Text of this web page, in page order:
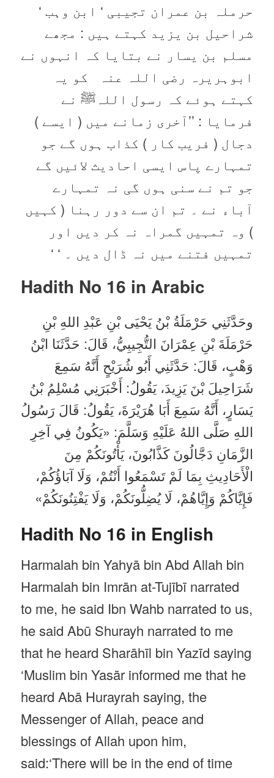
حرملہ بن عمران تجیبی ‘ ابن وہب ‘
شراحیل بن یزید کہتے ہیں : مجھے
مسلم بن یسار نے بتایا کہ انہوں نے
ابوہریرہ ‌رضی ‌اللہ ‌عنہ ‌ ‌ کو یہ
کہتے ہوئے کہ رسول اللہﷺ نے
فرمایا : ’’آخری زمانے میں ( ایسے )
دجال ( فریب کار ) کذاب ہوں گے جو
تمہارے پاس ایسی احادیث لائیں گے
جو تم نے سنی ہوں گی نہ تمہارے
آباء نے ۔ تم ان سے دور رہنا ( کہیں
) وہ تمہیں گمراہ نہ کر دیں اور
تمہیں فتنے میں نہ ڈال دیں ۔ ‘ ‘
Hadith No 16 in Arabic
وحَدَّثَنِي حَرْمَلَةُ بْنُ يَحْيَى بْنِ عَبْدِ اللهِ بْنِ
حَرْمَلَةَ بْنِ عِمْرَانَ التُّجِيبِيُّ، قَالَ: حَدَّثَنَا ابْنُ
وَهْبٍ، قَالَ: حَدَّثَنِي أَبُو شُرَيْحٍ أَنَّهُ سَمِعَ
شَرَاحِيلَ بْنَ يَزِيدَ، يَقُولُ: أَخْبَرَنِي مُسْلِمُ بْنُ
يَسَارٍ، أَنَّهُ سَمِعَ أَبَا هُرَيْرَةَ، يَقُولُ: قَالَ رَسُولُ
اللهِ صَلَّى اللهُ عَلَيْهِ وَسَلَّمَ: «يَكُونُ فِي آخِرِ
الزَّمَانِ دَجَّالُونَ كَذَّابُونَ، يَأْتُونَكُمْ مِنَ
الْأَحَادِيثِ بِمَا لَمْ تَسْمَعُوا أَنْتُمْ، وَلَا آبَاؤُكُمْ،
فَإِيَّاكُمْ وَإِيَّاهُمْ، لَا يُضِلُّونَكُمْ، وَلَا يَفْتِنُونَكُمْ»
Hadith No 16 in English
Harmalah bin Yahyā bin Abd Allah bin
Harmalah bin Imrān at-Tujībī narrated
to me, he said Ibn Wahb narrated to us,
he said Abū Shurayh narrated to me
that he heard Sharāhīl bin Yazīd saying
‘Muslim bin Yasār informed me that he
heard Abā Hurayrah saying, the
Messenger of Allah, peace and
blessings of Allah upon him,
said:‘There will be in the end of time